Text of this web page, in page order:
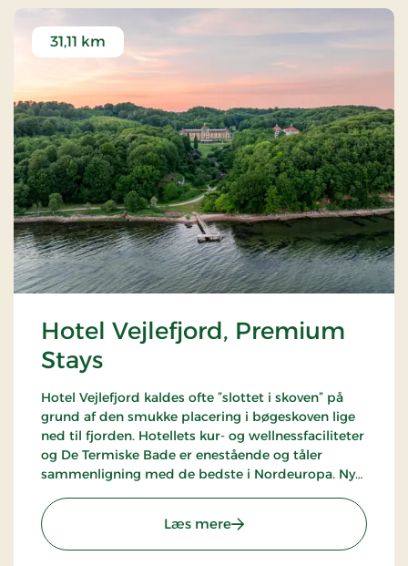
Hotel Vejlefjord, Premium
Stays
31,11 km
Hotel Vejlefjord kaldes ofte ”slottet i skoven” på
grund af den smukke placering i bøgeskoven lige
ned til fjorden. Hotellets kur- og wellnessfaciliteter
og De Termiske Bade er enestående og tåler
sammenligning med de bedste i Nordeuropa. Nyd
naturoplevelser og frisk luft.
Læs mere: Hotel Vejlefjord,